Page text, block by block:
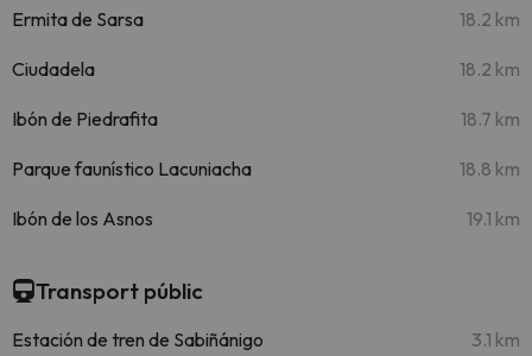
Ermita de Sarsa 18.2 km
Ciudadela 18.2 km
Ibón de Piedrafita 18.7 km
Parque faunístico Lacuniacha 18.8 km
Ibón de los Asnos 19.1 km
Transport públic
Estación de tren de Sabiñánigo 3.1 km